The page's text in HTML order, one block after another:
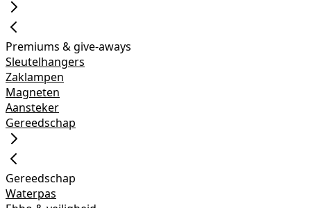
Premiums & give-aways
Sleutelhangers
Zaklampen
Magneten
Aansteker
Gereedschap
Gereedschap
Waterpas